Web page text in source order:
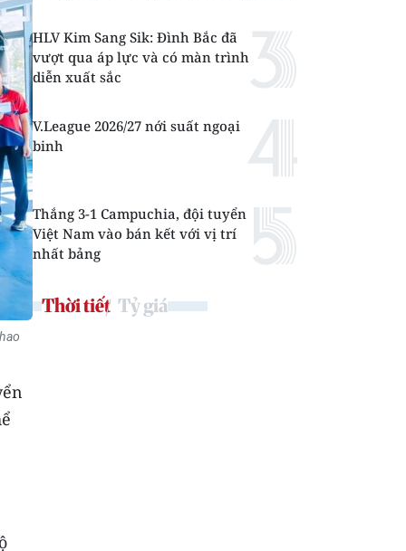
HLV Kim Sang Sik: Đình Bắc đã
vượt qua áp lực và có màn trình
diễn xuất sắc
V.League 2026/27 nới suất ngoại
binh
Thắng 3-1 Campuchia, đội tuyển
Việt Nam vào bán kết với vị trí
nhất bảng
Thời tiết Tỷ giá